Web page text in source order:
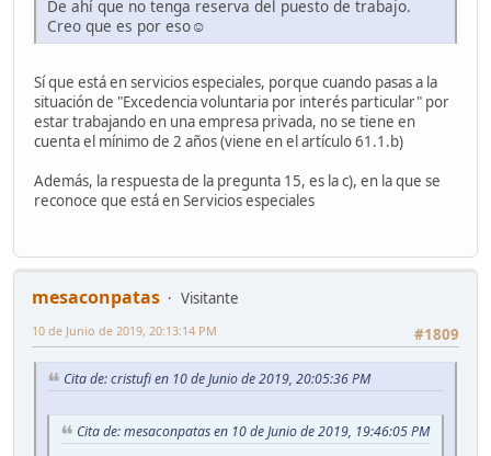
De ahí que no tenga reserva del puesto de trabajo.
Creo que es por eso☺️
Sí que está en servicios especiales, porque cuando pasas a la
situación de "Excedencia voluntaria por interés particular" por
estar trabajando en una empresa privada, no se tiene en
cuenta el mínimo de 2 años (viene en el artículo 61.1.b)
Además, la respuesta de la pregunta 15, es la c), en la que se
reconoce que está en Servicios especiales
mesaconpatas
Visitante
#1809
10 de Junio de 2019, 20:13:14 PM
Cita de: cristufi en 10 de Junio de 2019, 20:05:36 PM
Cita de: mesaconpatas en 10 de Junio de 2019, 19:46:05 PM